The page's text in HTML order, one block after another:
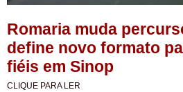
Romaria muda
define novo formato
fiéis em Sinop
CLIQUE PARA LER